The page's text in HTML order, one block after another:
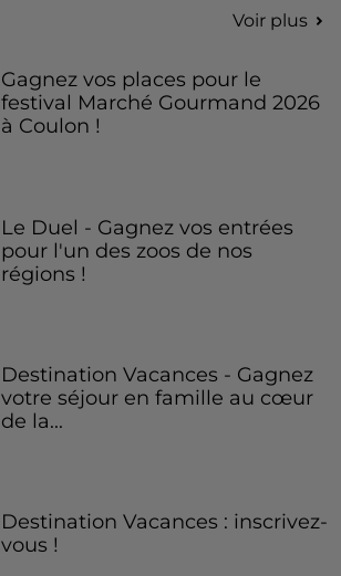
Voir plus
Gagnez vos places pour le
festival Marché Gourmand 2026
à Coulon !
Le Duel - Gagnez vos entrées
pour l'un des zoos de nos
régions !
Destination Vacances - Gagnez
votre séjour en famille au cœur
de la...
Destination Vacances : inscrivez-
vous !